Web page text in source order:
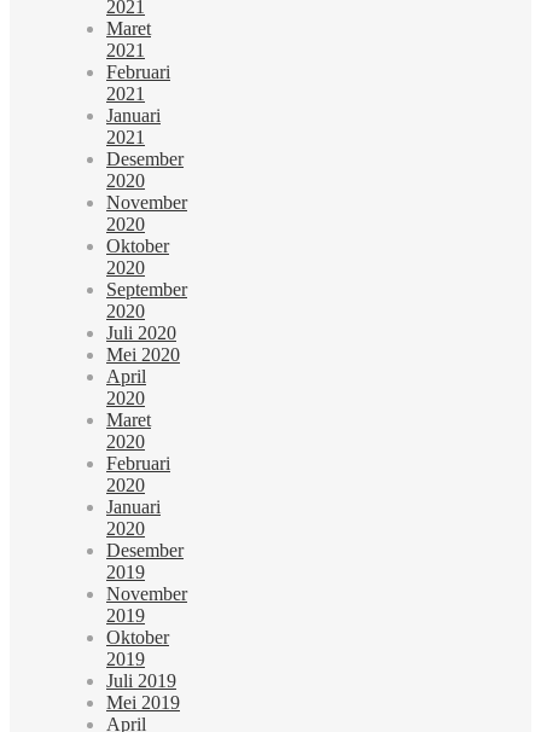
2021
Maret
2021
Februari
2021
Januari
2021
Desember
2020
November
2020
Oktober
2020
September
2020
Juli 2020
Mei 2020
April
2020
Maret
2020
Februari
2020
Januari
2020
Desember
2019
November
2019
Oktober
2019
Juli 2019
Mei 2019
April